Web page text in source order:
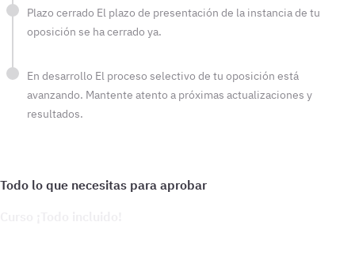
Plazo cerrado El plazo de presentación de la instancia de tu
oposición se ha cerrado ya.
En desarrollo El proceso selectivo de tu oposición está
avanzando. Mantente atento a próximas actualizaciones y
resultados.